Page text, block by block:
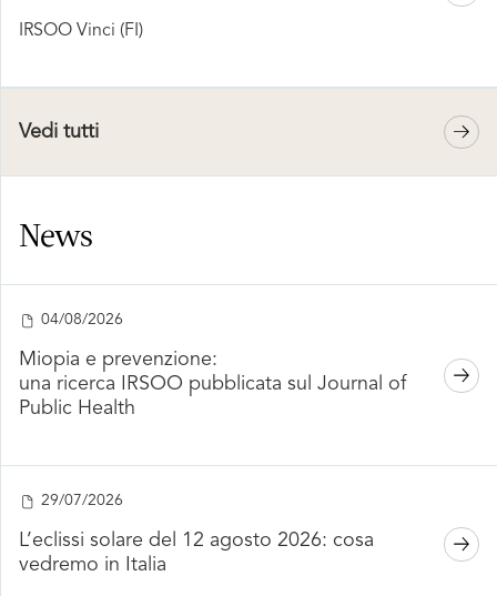
IRSOO Vinci (FI)
Vedi tutti
News
04/08/2026
Miopia e prevenzione:
una ricerca IRSOO pubblicata sul Journal of
Public Health
29/07/2026
L’eclissi solare del 12 agosto 2026: cosa
vedremo in Italia